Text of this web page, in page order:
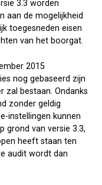
3.3 worden
aan de mogelijkheid
toegesneden eisen
van het boorgat.
2015
nog gebaseerd zijn
zal bestaan. Ondanks
zonder geldig
instellingen kunnen
grond van versie 3.3,
heeft staan ten
audit wordt dan